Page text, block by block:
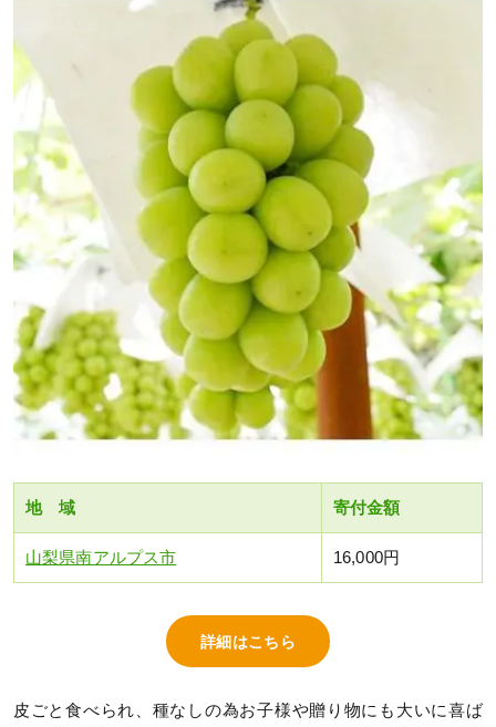
地 域 寄付金額
山梨県南アルプス市 16,000円
詳細はこちら
皮ごと食べられ、種なしの為お子様や贈り物にも大いに喜ば